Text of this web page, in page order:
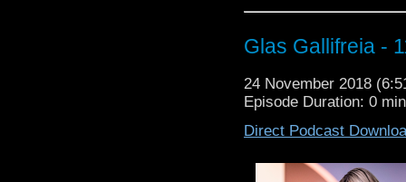
по всему
Glas Gallifreia -
24 November 2018
Episode Duration: 0
Direct Podcast